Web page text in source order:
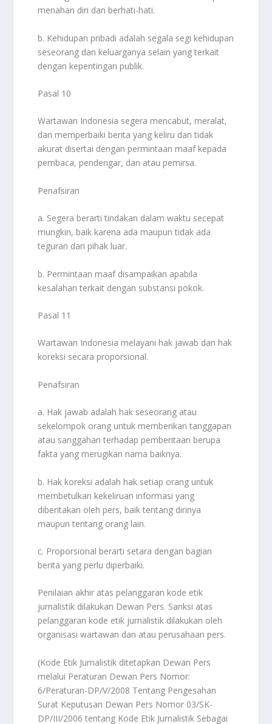
menahan diri dan berhati-hati.
b. Kehidupan pribadi adalah segala segi kehidupan
seseorang dan keluarganya selain yang terkait
dengan kepentingan publik.
Pasal 10
Wartawan Indonesia segera mencabut, meralat,
dan memperbaiki berita yang keliru dan tidak
akurat disertai dengan permintaan maaf kepada
pembaca, pendengar, dan atau pemirsa.
Penafsiran
a. Segera berarti tindakan dalam waktu secepat
mungkin, baik karena ada maupun tidak ada
teguran dari pihak luar.
b. Permintaan maaf disampaikan apabila
kesalahan terkait dengan substansi pokok.
Pasal 11
Wartawan Indonesia melayani hak jawab dan hak
koreksi secara proporsional.
Penafsiran
a. Hak jawab adalah hak seseorang atau
sekelompok orang untuk memberikan tanggapan
atau sanggahan terhadap pemberitaan berupa
fakta yang merugikan nama baiknya.
b. Hak koreksi adalah hak setiap orang untuk
membetulkan kekeliruan informasi yang
diberitakan oleh pers, baik tentang dirinya
maupun tentang orang lain.
c. Proporsional berarti setara dengan bagian
berita yang perlu diperbaiki.
Penilaian akhir atas pelanggaran kode etik
jurnalistik dilakukan Dewan Pers. Sanksi atas
pelanggaran kode etik jurnalistik dilakukan oleh
organisasi wartawan dan atau perusahaan pers.
(Kode Etik Jurnalistik ditetapkan Dewan Pers
melalui Peraturan Dewan Pers Nomor:
6/Peraturan-DP/V/2008 Tentang Pengesahan
Surat Keputusan Dewan Pers Nomor 03/SK-
DP/III/2006 tentang Kode Etik Jurnalistik Sebagai